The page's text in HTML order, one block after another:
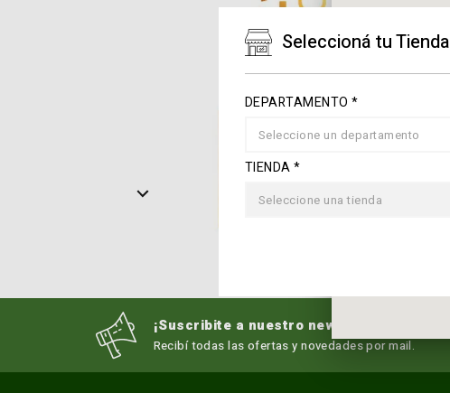
¡Suscribite a nuestro newsletter!
Recibí todas las ofertas y novedades por mail.
Seleccioná tu Tienda
DEPARTAMENTO *
Seleccione un departamento
TIENDA *
Seleccione una tienda